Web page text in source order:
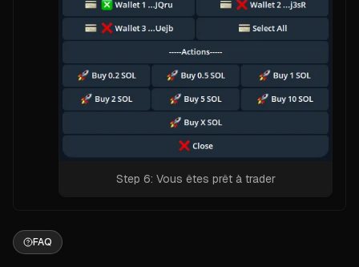
Step 6: Vous êtes prêt à trader
FAQ